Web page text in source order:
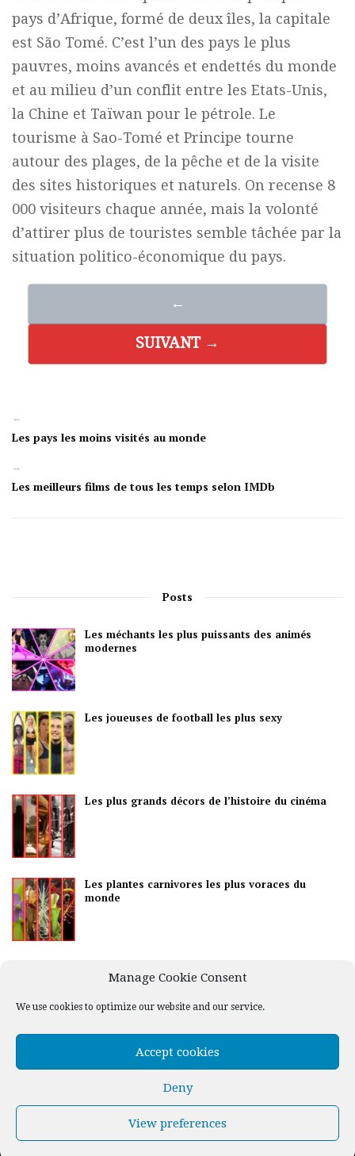
Manage Cookie Consent
We use cookies to optimize our website and our service.
Accept cookies
Deny
View preferences
pays d’Afrique, formé de deux îles, la capitale
est São Tomé. C’est l’un des pays le plus
pauvres, moins avancés et endettés du monde
et au milieu d’un conflit entre les Etats-Unis,
la Chine et Taïwan pour le pétrole. Le
tourisme à Sao-Tomé et Principe tourne
autour des plages, de la pêche et de la visite
des sites historiques et naturels. On recense 8
000 visiteurs chaque année, mais la volonté
d’attirer plus de touristes semble tâchée par la
situation politico-économique du pays.
←
SUIVANT →
←
Les pays les moins visités au monde
→
Les meilleurs films de tous les temps selon IMDb
Posts
Les méchants les plus puissants des animés
modernes
Les joueuses de football les plus sexy
Les plus grands décors de l’histoire du cinéma
Les plantes carnivores les plus voraces du
monde